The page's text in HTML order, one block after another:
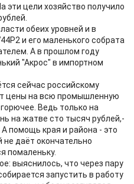
эти цели хозяйство получило
обеих уровней и в
и его маленького собрата
А в прошлом году
"Акрос" в импортном
сейчас российскому
цены на всю промышленную
Ведь только на
на жатве сто тысяч рублей,-
помощь края и района - это
не даёт окончательно
помаленьку.
выяснилось, что через пару
запустить в работу